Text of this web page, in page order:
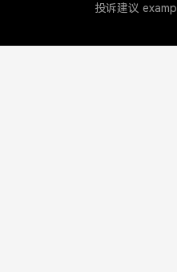
投诉建议